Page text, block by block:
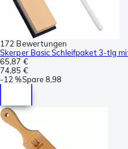
172 Bewertungen
Skerper Basic Schleifpaket 3-tlg
65,87 €
74,85 €
-12 %Spare8,98